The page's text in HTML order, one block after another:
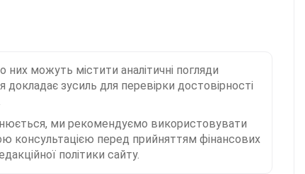
них можуть містити аналітичні погляди
зусиль для перевірки достовірності
ми рекомендуємо використовувати
консультацією перед прийняттям фінансових
політики сайту.